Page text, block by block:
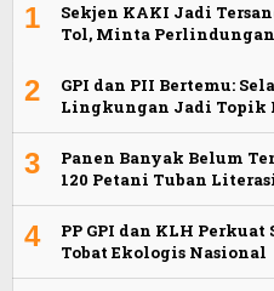
1
Sekjen KAKI Jadi
Tol, Minta
2
GPI dan PII Bertemu:
Lingkungan Jadi Topik
3
Panen Banyak Belum
120 Petani Tuban
4
PP GPI dan KLH
Tobat Ekologis Nasional